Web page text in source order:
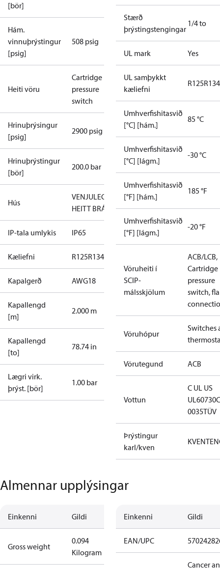
[bör]
Hám.
vinnuþrýstingur
[psig]
508 psig
Heiti vöru
Cartridge
pressure
switch
Hrinuþrýsingur
[psig]
2900 psig
Hrinuþrýstingur
[bör]
200.0 bar
Hús
VENJULEGT
HEITT BRÁÐ
IP-tala umlykis IP65
Kæliefni R125R134a R410A
Kapalgerð AWG18
Kapallengd
[m]
2.000 m
Kapallengd
[to]
78.74 in
Lægri virk.
þrýst. [bör]
1.00 bar
Stærð
þrýstingstengingar
1/4 to
UL mark Yes
UL samþykkt
kæliefni
R125
Umhverfishitasvið
[°C] [hám.]
85 °C
Umhverfishitasvið
[°C] [lágm.]
-30 °C
Umhverfishitasvið
[°F] [hám.]
185 °F
Umhverfishitasvið
[°F] [lágm.]
-20 °F
Vöruheiti í
SCIP-
málsskjölum
ACB/LCB,
Cartridge
pressure
switch,
Vöruhópur
Switches
Vörutegund ACB
Vottun
C UL US
UL60730
0035TÜV
Þrýstingur
karl/kven
Almennar upplýsingar
Einkenni Gildi
Gross weight
0.094
Kilogram
Einkenni Gildi
EAN/UPC
Cancer